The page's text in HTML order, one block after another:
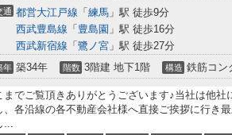
通 都営大江戸線 「 練馬 」駅 徒歩9分
西武豊島線 「 豊島園 」駅 徒歩16分
西武新宿線 「 鷺ノ宮 」駅 徒歩27分
年 築34年 階数 3階建 地下1階 構造 鉄筋コン
までご覧頂きありがとうございます♪当社は他社
、各沿線の各不動産会社様へ直接ご挨拶に行き
...